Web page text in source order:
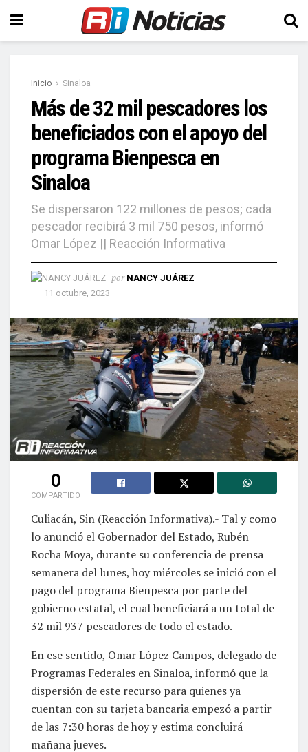
Inicio Sinaloa
Más de 32 mil pescadores los
beneficiados con el apoyo del
programa Bienpesca en
Sinaloa
Se dispersaron 122 millones de pesos; cada
pescador recibirá 3 mil 750 pesos, informó
Omar López || Reacción Informativa
por NANCY JUÁREZ
11 octubre, 2023
0
COMPARTIDO
Culiacán, Sin (Reacción Informativa).- Tal y como
lo anunció el Gobernador del Estado, Rubén
Rocha Moya, durante su conferencia de prensa
semanera del lunes, hoy miércoles se inició con el
pago del programa Bienpesca por parte del
gobierno estatal, el cual beneficiará a un total de
32 mil 937 pescadores de todo el estado.
En ese sentido, Omar López Campos, delegado de
Programas Federales en Sinaloa, informó que la
dispersión de este recurso para quienes ya
cuentan con su tarjeta bancaria empezó a partir
de las 7:30 horas de hoy y estima concluirá
mañana jueves.